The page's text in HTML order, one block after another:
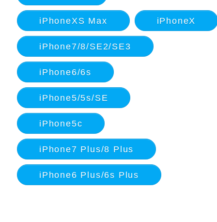
iPhoneXS Max iPhoneX
iPhone7/8/SE2/SE3
iPhone6/6s
iPhone5/5s/SE
iPhone5c
iPhone7 Plus/8 Plus
iPhone6 Plus/6s Plus